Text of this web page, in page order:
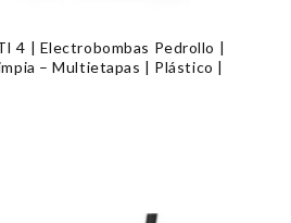
4 | Electrobombas Pedrollo |
– Multietapas | Plástico |